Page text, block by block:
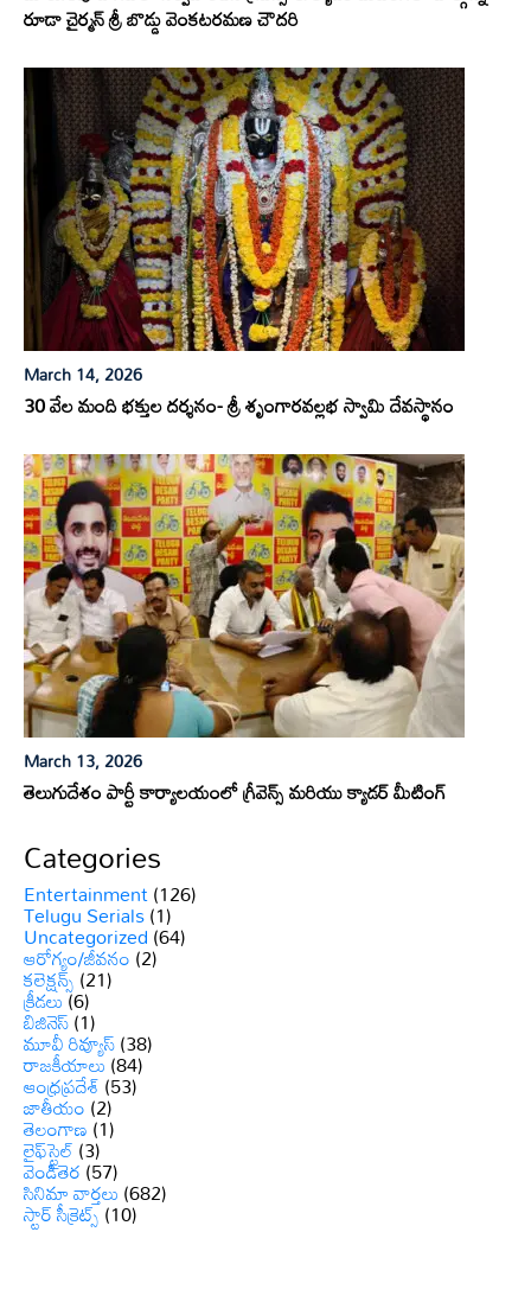
రూడా చైర్మన్ శ్రీ బొడ్డు వెంకటరమణ చౌదరి
March 14, 2026
30 వేల మంది భక్తుల దర్శనం- శ్రీ శృంగారవల్లభ స్వామి దేవస్థానం
March 13, 2026
తెలుగుదేశం పార్టీ కార్యాలయంలో గ్రీవెన్స్ మరియు క్యాడర్ మీటింగ్
Categories
Entertainment(126)
Telugu Serials(1)
Uncategorized(64)
ఆరోగ్యం/జీవనం(2)
కలెక్షన్స్(21)
క్రీడలు(6)
బిజినెస్(1)
మూవీ రివ్యూస్(38)
రాజకీయాలు(84)
ఆంధ్రప్రదేశ్(53)
జాతీయం(2)
తెలంగాణ(1)
లైఫ్‌స్టైల్(3)
వెండితెర(57)
సినిమా వార్తలు(682)
స్టార్ సీక్రెట్స్(10)